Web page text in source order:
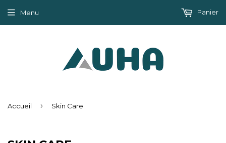
Menu Panier
Accueil › Skin Care